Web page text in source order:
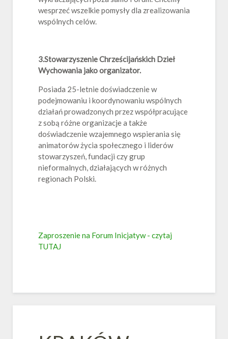
wesprzeć wszelkie pomysły dla zrealizowania
wspólnych celów.
3.Stowarzyszenie Chrześcijańskich Dzieł
Wychowania jako organizator.
Posiada 25-letnie doświadczenie w
podejmowaniu i koordynowaniu wspólnych
działań prowadzonych przez współpracujące
z sobą różne organizacje a także
doświadczenie wzajemnego wspierania się
animatorów życia społecznego i liderów
stowarzyszeń, fundacji czy grup
nieformalnych, działających w różnych
regionach Polski.
Zaproszenie na Forum Inicjatyw - czytaj
TUTAJ